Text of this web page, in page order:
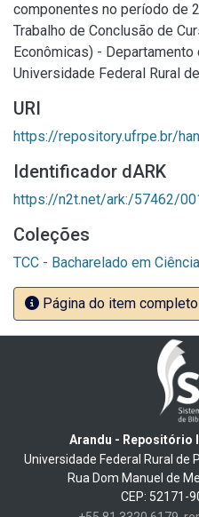
componentes no período de
Trabalho de Conclusão de
Econômicas) -
Universidade Federal Rural
URI
https://repository.ufrpe.br/
Identificador dARK
https://n2t.net/ark:/57462/
Coleções
TCC - Bacharelado em
Página do item completo
Arandu - Repositório
Universidade Federal Rural de
Rua Dom Manuel de
CEP: 52171-